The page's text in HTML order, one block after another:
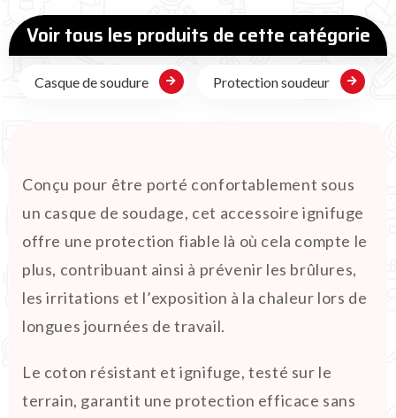
Voir tous les produits de cette catégorie
Casque de soudure Protection soudeur
Conçu pour être porté confortablement sous
un casque de soudage, cet accessoire ignifuge
offre une protection fiable là où cela compte le
plus, contribuant ainsi à prévenir les brûlures,
les irritations et l’exposition à la chaleur lors de
longues journées de travail.
Le coton résistant et ignifuge, testé sur le
terrain, garantit une protection efficace sans